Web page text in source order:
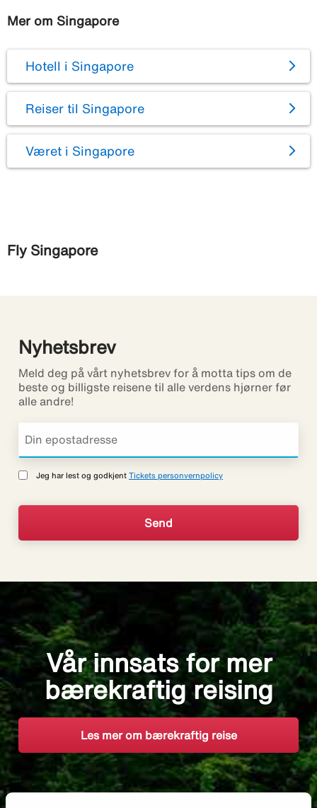
Mer om Singapore
Hotell i Singapore
Reiser til Singapore
Været i Singapore
Fly Singapore
Nyhetsbrev
Meld deg på vårt nyhetsbrev for å motta tips om de
beste og billigste reisene til alle verdens hjørner før
alle andre!
Jeg har lest og godkjent Tickets personvernpolicy
Vår innsats for mer
bærekraftig reising
Les mer om bærekraftig reise